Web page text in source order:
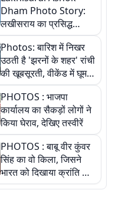
Dham Photo Story:
लखीसराय का प्रसिद्ध
अशोक धाम—आस्था,
श्रृंगार, अनुष्ठान और
अलौकिक संध्या आरती के
विहंगम दृश्य
Photos: बारिश में निखर
उठती है 'झरनों के शहर' रांची
की खूबसूरती, वीकेंड में घूम
आएं ये 5 वादियां
PHOTOS : भाजपा
कार्यालय का सैकड़ों लोगों ने
किया घेराव, देखिए तस्वीरें
PHOTOS : बाबू वीर कुंवर
सिंह का वो किला, जिसने
भारत को दिखाया क्रांति का
रास्ता: तस्वीरों में देखिए